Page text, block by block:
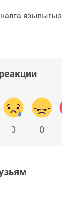
язылыгыз
0 0